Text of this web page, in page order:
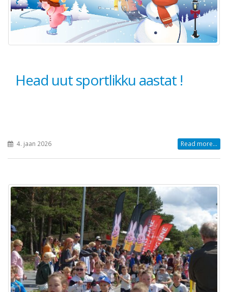
Head uut sportlikku aastat !
4. jaan 2026 Read more...